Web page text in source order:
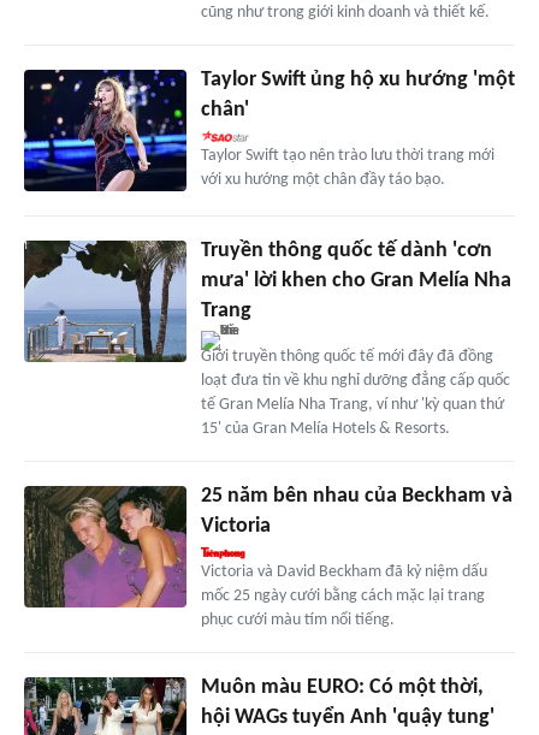
cũng như trong giới kinh doanh và thiết kế.
Taylor Swift ủng hộ xu hướng 'một
chân'
Taylor Swift tạo nên trào lưu thời trang mới
với xu hướng một chân đầy táo bạo.
Truyền thông quốc tế dành 'cơn
mưa' lời khen cho Gran Melía Nha
Trang
Giới truyền thông quốc tế mới đây đã đồng
loạt đưa tin về khu nghỉ dưỡng đẳng cấp quốc
tế Gran Melía Nha Trang, ví như 'kỳ quan thứ
15' của Gran Melía Hotels & Resorts.
25 năm bên nhau của Beckham và
Victoria
Victoria và David Beckham đã kỷ niệm dấu
mốc 25 ngày cưới bằng cách mặc lại trang
phục cưới màu tím nổi tiếng.
Muôn màu EURO: Có một thời,
hội WAGs tuyển Anh 'quậy tung'